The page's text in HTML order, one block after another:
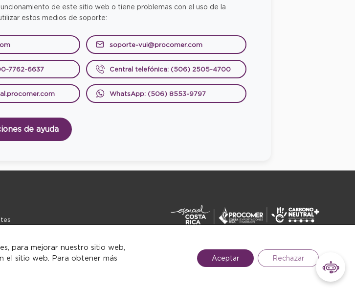
de este sitio web o tiene problemas con el uso de la
estos medios de soporte:
soporte-vui@procomer.com
7762-6637 Central telefónica: (506) 2505-4700
WhatsApp: (506) 8553-9797
de ayuda
para mejorar nuestro sitio web,
el sitio web. Para obtener más
Aceptar Rechazar